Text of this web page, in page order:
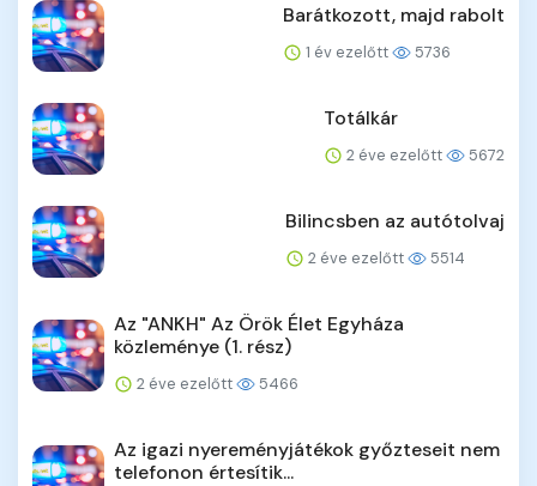
Barátkozott, majd rabolt
1 év ezelőtt 5736
Totálkár
2 éve ezelőtt 5672
Bilincsben az autótolvaj
2 éve ezelőtt 5514
Az "ANKH" Az Örök Élet Egyháza
közleménye (1. rész)
2 éve ezelőtt 5466
Az igazi nyereményjátékok győzteseit nem
telefonon értesítik...